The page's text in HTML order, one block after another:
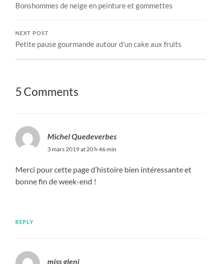
Bonshommes de neige en peinture et gommettes
NEXT POST
Petite pause gourmande autour d’un cake aux fruits
5 Comments
Michel Quedeverbes
3 mars 2019 at 20 h 46 min
Merci pour cette page d’histoire bien intéressante et
bonne fin de week-end !
REPLY
miss gleni